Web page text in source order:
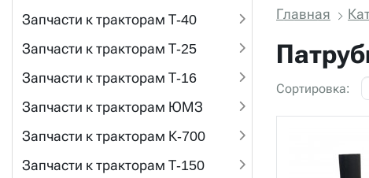
Запчасти к тракторам Т-40
Запчасти к тракторам Т-25
Запчасти к тракторам Т-16
Запчасти к тракторам ЮМЗ
Запчасти к тракторам К-700
Запчасти к тракторам Т-150
Главная
Сортировка: